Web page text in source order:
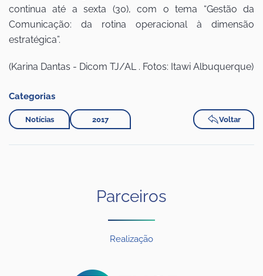
continua até a sexta (30), com o tema “Gestão da
Comunicação: da rotina operacional à dimensão
estratégica”.
(Karina Dantas - Dicom TJ/AL . Fotos: Itawi Albuquerque)
Categorias
Notícias 2017 Voltar
Parceiros
Realização